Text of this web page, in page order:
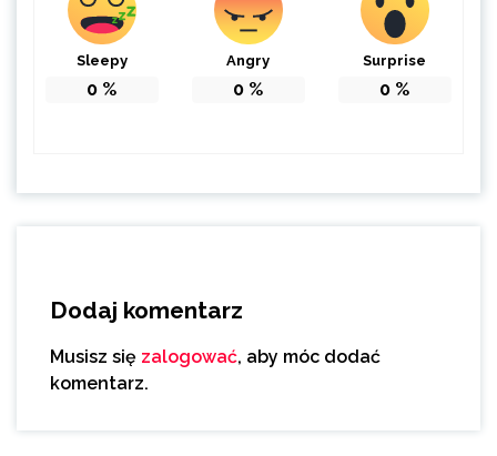
Sleepy
0 %
Angry
0 %
Surprise
0 %
Dodaj komentarz
Musisz się zalogować, aby móc dodać
komentarz.